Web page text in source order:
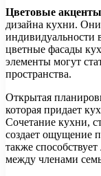
Цветовые акценты
дизайна кухни.
индивидуальности
цветные фасады
элементы могут
пространства.
Открытая
которая придает
Сочетание кухни,
создает ощущение
также
между членами